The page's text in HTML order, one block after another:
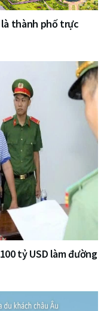
là thành phố trực
tỷ USD làm đường